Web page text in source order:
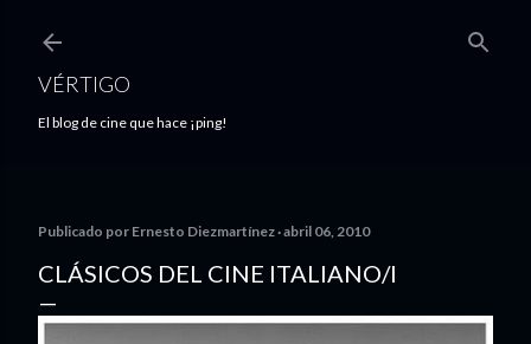
VÉRTIGO
El blog de cine que hace ¡ping!
Publicado por Ernesto Diezmartínez abril 06, 2010
CLÁSICOS DEL CINE ITALIANO/I